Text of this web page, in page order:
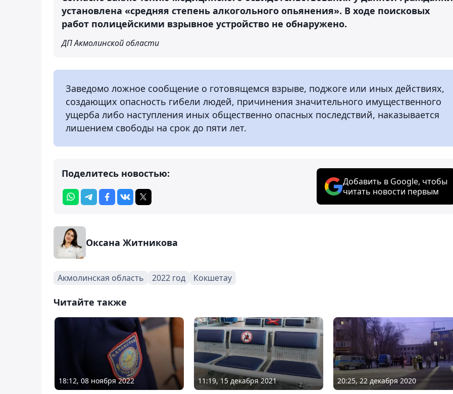
установлена «средняя степень алкогольного опьянения». В ходе поисковых
работ полицейскими взрывное устройство не обнаружено.
ДП Акмолинской области
Заведомо ложное сообщение о готовящемся взрыве, поджоге или иных действиях,
создающих опасность гибели людей, причинения значительного имущественного
ущерба либо наступления иных общественно опасных последствий, наказывается
лишением свободы на срок до пяти лет.
Поделитесь новостью:
Добавить в Google, чтобы
читать новости первым
Оксана Житникова
Акмолинская область 2022 год Кокшетау
Читайте также
18:12, 08 ноября 2022 11:19, 15 декабря 2021 20:25, 22 декабря 2020